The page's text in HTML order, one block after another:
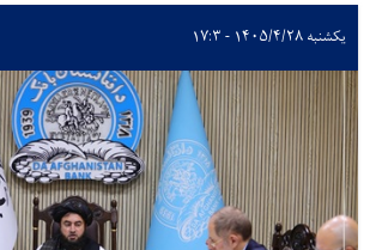
یکشنبه ۱۴۰۵/۴/۲۸ - ۱۷:۳